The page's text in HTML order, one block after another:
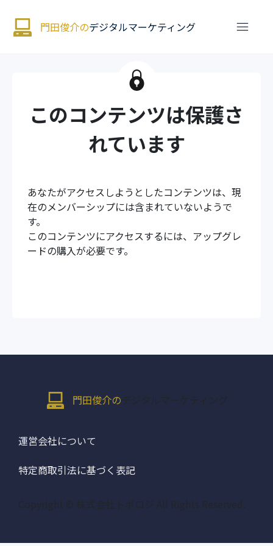
門田俊介のデジタルマーケティング
このコンテンツは保護さ
れています
あなたがアクセスしようとしたコンテンツは、現
在のメンバーシップには含まれていないようで
す。
このコンテンツにアクセスするには、アップグレ
ードの購入が必要です。
門田俊介の デジタルマーケティング
運営会社について
特定商取引法に基づく表記
Copyright © 株式会社トポロジ All Rights Reserved.